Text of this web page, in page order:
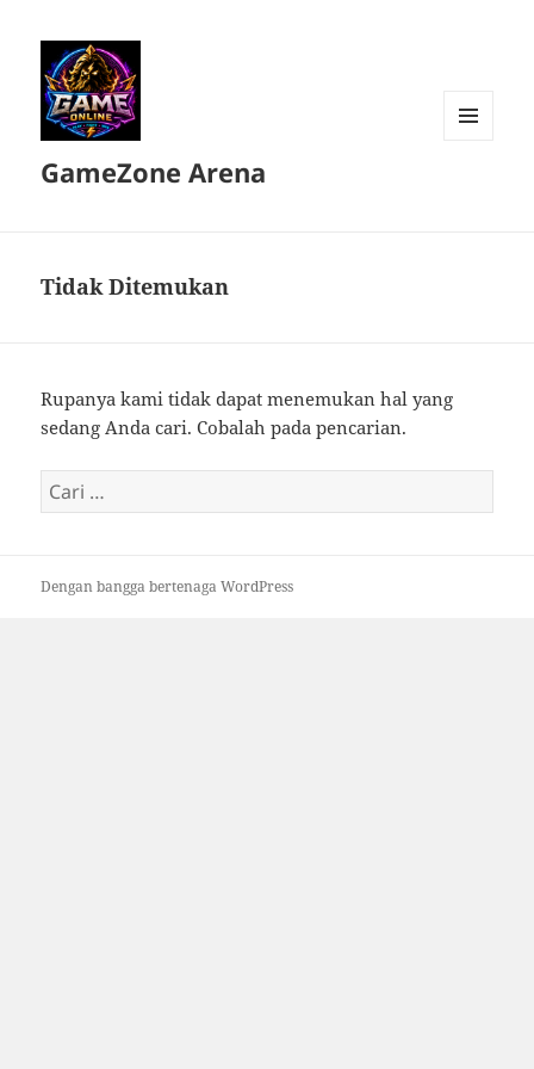
GameZone Arena
Tidak Ditemukan
Rupanya kami tidak dapat menemukan hal yang
sedang Anda cari. Cobalah pada pencarian.
Cari
untuk:
Dengan bangga bertenaga WordPress